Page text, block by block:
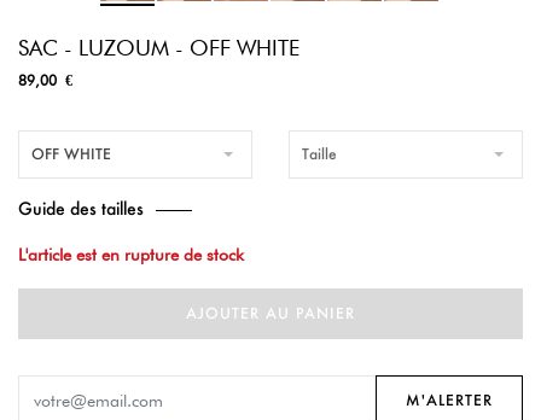
SAC - LUZOUM - OFF WHITE
89,00 €
OFF WHITE Taille
Guide des tailles
L'article est en rupture de stock
AJOUTER AU PANIER
M'ALERTER